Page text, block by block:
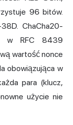
96 bitów.
ChaCha20-
w RFC 8439
wartość nonce
obowiązująca w
para (klucz,
użycie nie